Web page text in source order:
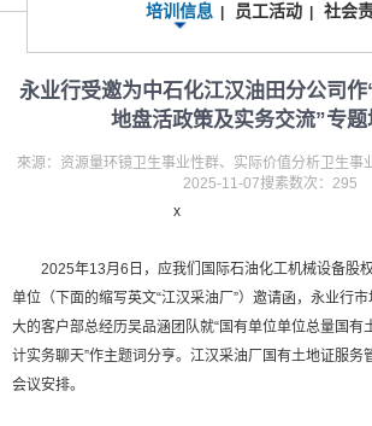
x
培训信息 员工活动 社会
永业行受邀为中石化江汉油田分公司
地盘活政策及实务交流”专
來源：资源量环镜卫生事业性群、实际价值分析卫生事
2025-11-07搜素数次：295
2025年13月6日，应我们国际石油化工机械设备股
单位（下面的缩写英文“江汉采油厂”）邀请函，永业行
大的客户部总经历吴品涵团队就“国有单位单位总量国有
计实务聊天”作主题词分亨。江汉采油厂国有土地证服务
会议安排。